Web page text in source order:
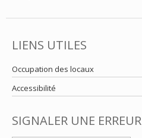
LIENS UTILES
Occupation des locaux
Accessibilité
SIGNALER UNE ERREUR